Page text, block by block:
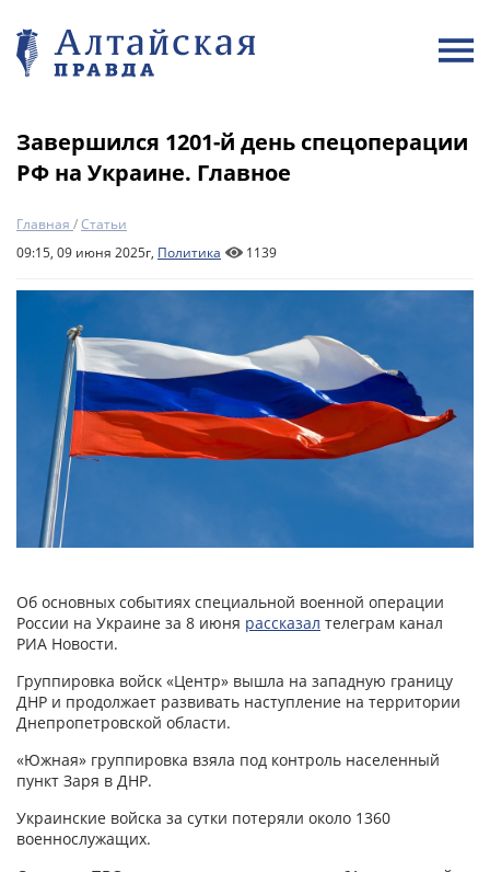
Завершился 1201-й день спецоперации
РФ на Украине. Главное
Главная /Статьи
09:15, 09 июня 2025г, Политика 1139
Об основных событиях специальной военной операции
России на Украине за 8 июня рассказал телеграм канал
РИА Новости.
Группировка войск «Центр» вышла на западную границу
ДНР и продолжает развивать наступление на территории
Днепропетровской области.
«Южная» группировка взяла под контроль населенный
пункт Заря в ДНР.
Украинские войска за сутки потеряли около 1360
военнослужащих.